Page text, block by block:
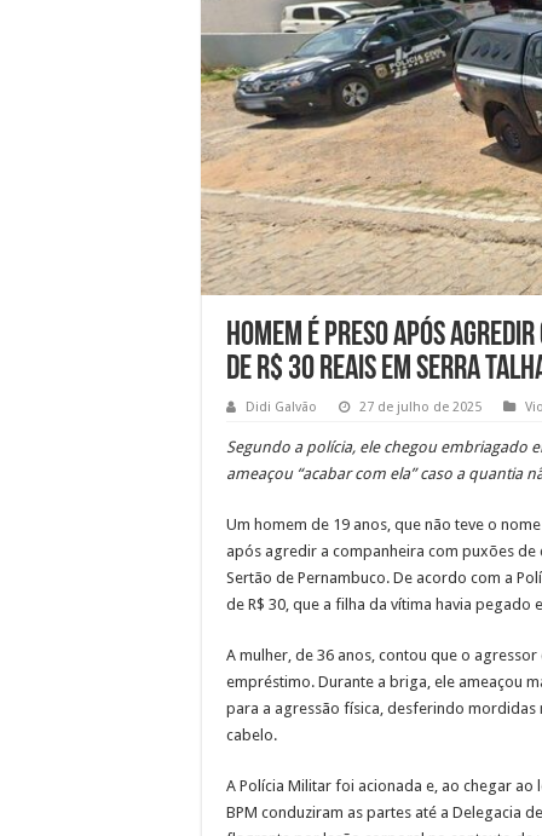
Homem é preso após
de R$ 30 reais em Serra
Didi Galvão 27 de julho de 2025
Segundo a polícia, ele chegou embriagado
ameaçou “acabar com ela” caso a quantia
Um homem de 19 anos, que não teve o
após agredir a companheira com puxões de
Sertão de Pernambuco. De acordo com a
de R$ 30, que a filha da vítima havia pegado
A mulher, de 36 anos, contou que o
empréstimo. Durante a briga, ele ameaçou
para a agressão física, desferindo mordidas
cabelo.
A Polícia Militar foi acionada e, ao chegar ao
BPM conduziram as partes até a Delegacia